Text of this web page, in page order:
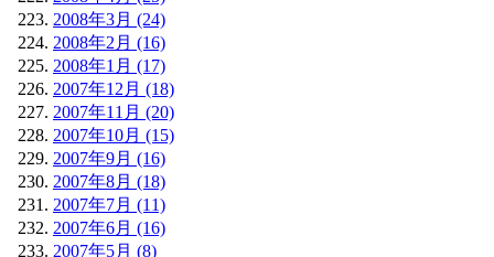
2008年3月 (24)
2008年2月 (16)
2008年1月 (17)
2007年12月 (18)
2007年11月 (20)
2007年10月 (15)
2007年9月 (16)
2007年8月 (18)
2007年7月 (11)
2007年6月 (16)
2007年5月 (8)